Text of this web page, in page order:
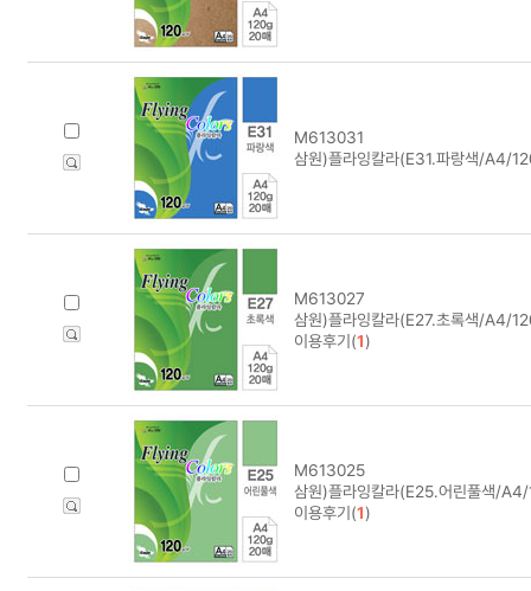
M613031
삼원)플라잉칼라(E31.파랑색/A4/
M613027
삼원)플라잉칼라(E27.초록색/A4/
이용후기(1)
M613025
삼원)플라잉칼라(E25.어린풀색/
이용후기(1)